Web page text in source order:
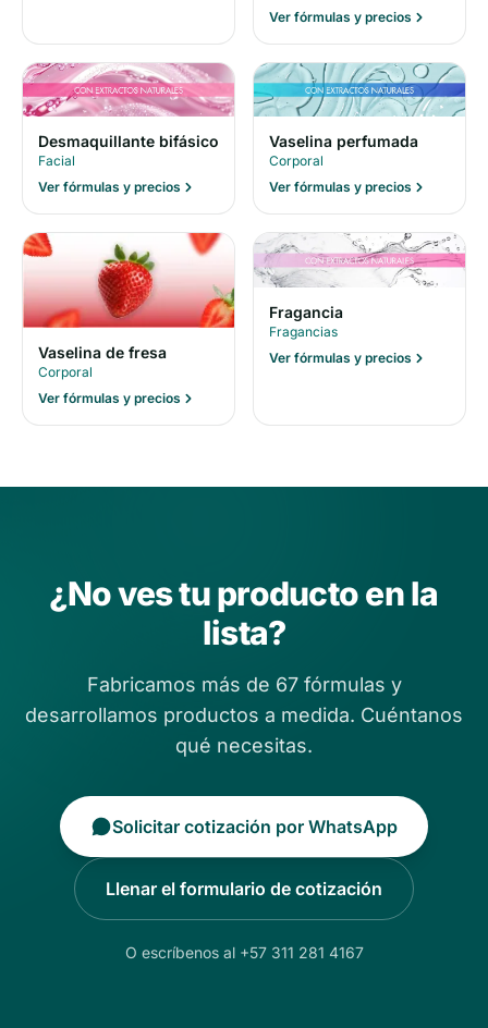
Ver fórmulas y precios
Desmaquillante bifásico
Facial
Ver fórmulas y precios
Vaselina perfumada
Corporal
Ver fórmulas y precios
Vaselina de fresa
Corporal
Ver fórmulas y precios
Fragancia
Fragancias
Ver fórmulas y precios
¿No ves tu producto en la
lista?
Fabricamos más de 67 fórmulas y
desarrollamos productos a medida. Cuéntanos
qué necesitas.
Solicitar cotización por WhatsApp
Llenar el formulario de cotización
O escríbenos al +57 311 281 4167